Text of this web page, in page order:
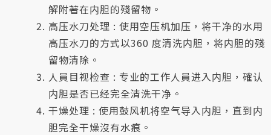
解附著在内胆的殘留物。
高压水刀处理 : 使用空压机加压，将干净的水用
高压水刀的方式以360 度清洗内胆，将内胆的殘
留物清除。
人員目视检查 : 专业的工作人員进入内胆，確认
内胆是否已经完全清洗干净。
干燥处理 : 使用鼓风机将空气导入内胆，直到内
胆完全干燥沒有水痕。